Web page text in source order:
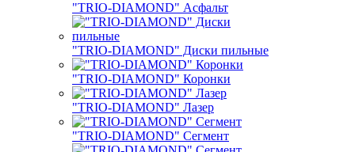
"TRIO-DIAMOND" Асфальт
"TRIO-DIAMOND" Диски пильные
"TRIO-DIAMOND" Коронки
"TRIO-DIAMOND" Лазер
"TRIO-DIAMOND" Сегмент